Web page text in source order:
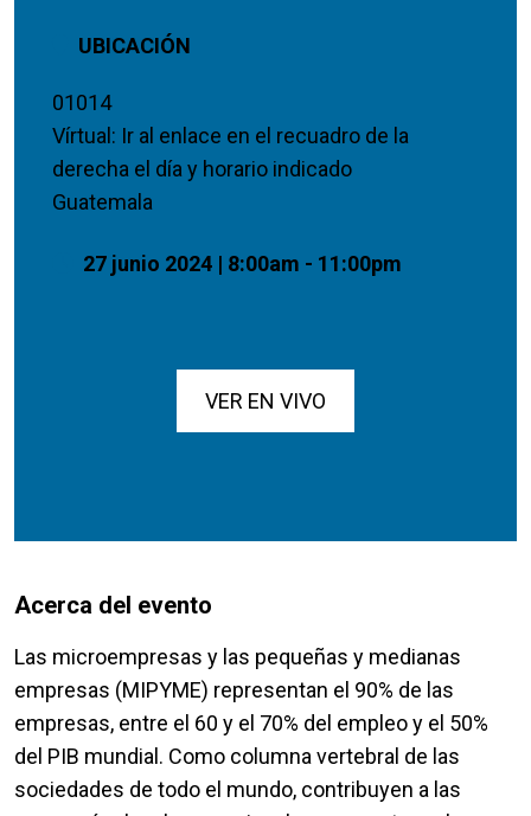
UBICACIÓN
01014
Vírtual: Ir al enlace en el recuadro de la
derecha el día y horario indicado
Guatemala
27 junio 2024 | 8:00am - 11:00pm
VER EN VIVO
Acerca del evento
Las microempresas y las pequeñas y medianas
empresas (MIPYME) representan el 90% de las
empresas, entre el 60 y el 70% del empleo y el 50%
del PIB mundial. Como columna vertebral de las
sociedades de todo el mundo, contribuyen a las